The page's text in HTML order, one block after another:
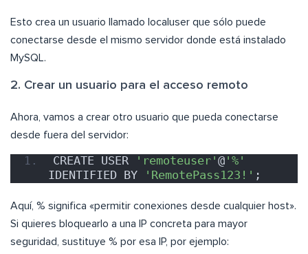
Esto crea un usuario llamado localuser que sólo puede
conectarse desde el mismo servidor donde está instalado
MySQL.
2. Crear un usuario para el acceso remoto
Ahora, vamos a crear otro usuario que pueda conectarse
desde fuera del servidor:
CREATE USER 'remoteuser' @ '%'
IDENTIFIED BY
'RemotePass123!' ;
Aquí, % significa «permitir conexiones desde cualquier host».
Si quieres bloquearlo a una IP concreta para mayor
seguridad, sustituye % por esa IP, por ejemplo: